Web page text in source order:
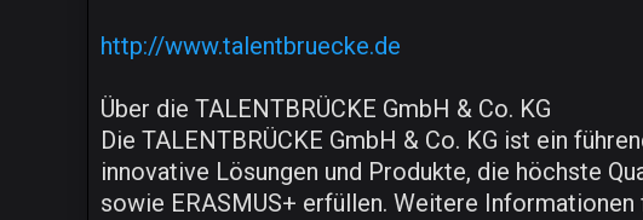
http://www.talentbruecke.de
Über die TALENTBRÜCKE GmbH & Co. KG
Die TALENTBRÜCKE GmbH & Co. KG ist ein
innovative Lösungen und Produkte, die höchste
sowie ERASMUS+ erfüllen. Weitere Informationen